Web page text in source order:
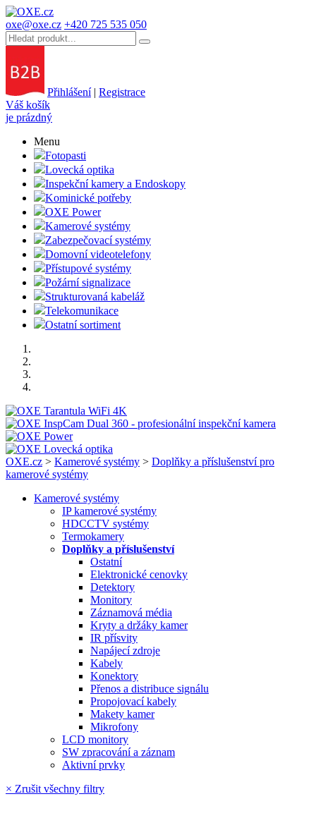
oxe@oxe.cz +420 725 535 050
Přihlášení| Registrace
Váš košík
je prázdný
Menu
Fotopasti
Lovecká optika
Inspekční kamery a Endoskopy
Kominické potřeby
OXE Power
Kamerové systémy
Zabezpečovací systémy
Domovní videotelefony
Přístupové systémy
Požární signalizace
Strukturovaná kabeláž
Telekomunikace
Ostatní sortiment
OXE.cz > Kamerové systémy > Doplňky a příslušenství pro
kamerové systémy
Kamerové systémy
IP kamerové systémy
HDCCTV systémy
Termokamery
Doplňky a příslušenství
Ostatní
Elektronické cenovky
Detektory
Monitory
Záznamová média
Kryty a držáky kamer
IR přísvity
Napájecí zdroje
Kabely
Konektory
Přenos a distribuce signálu
Propojovací kabely
Makety kamer
Mikrofony
LCD monitory
SW zpracování a záznam
Aktivní prvky
× Zrušit všechny filtry